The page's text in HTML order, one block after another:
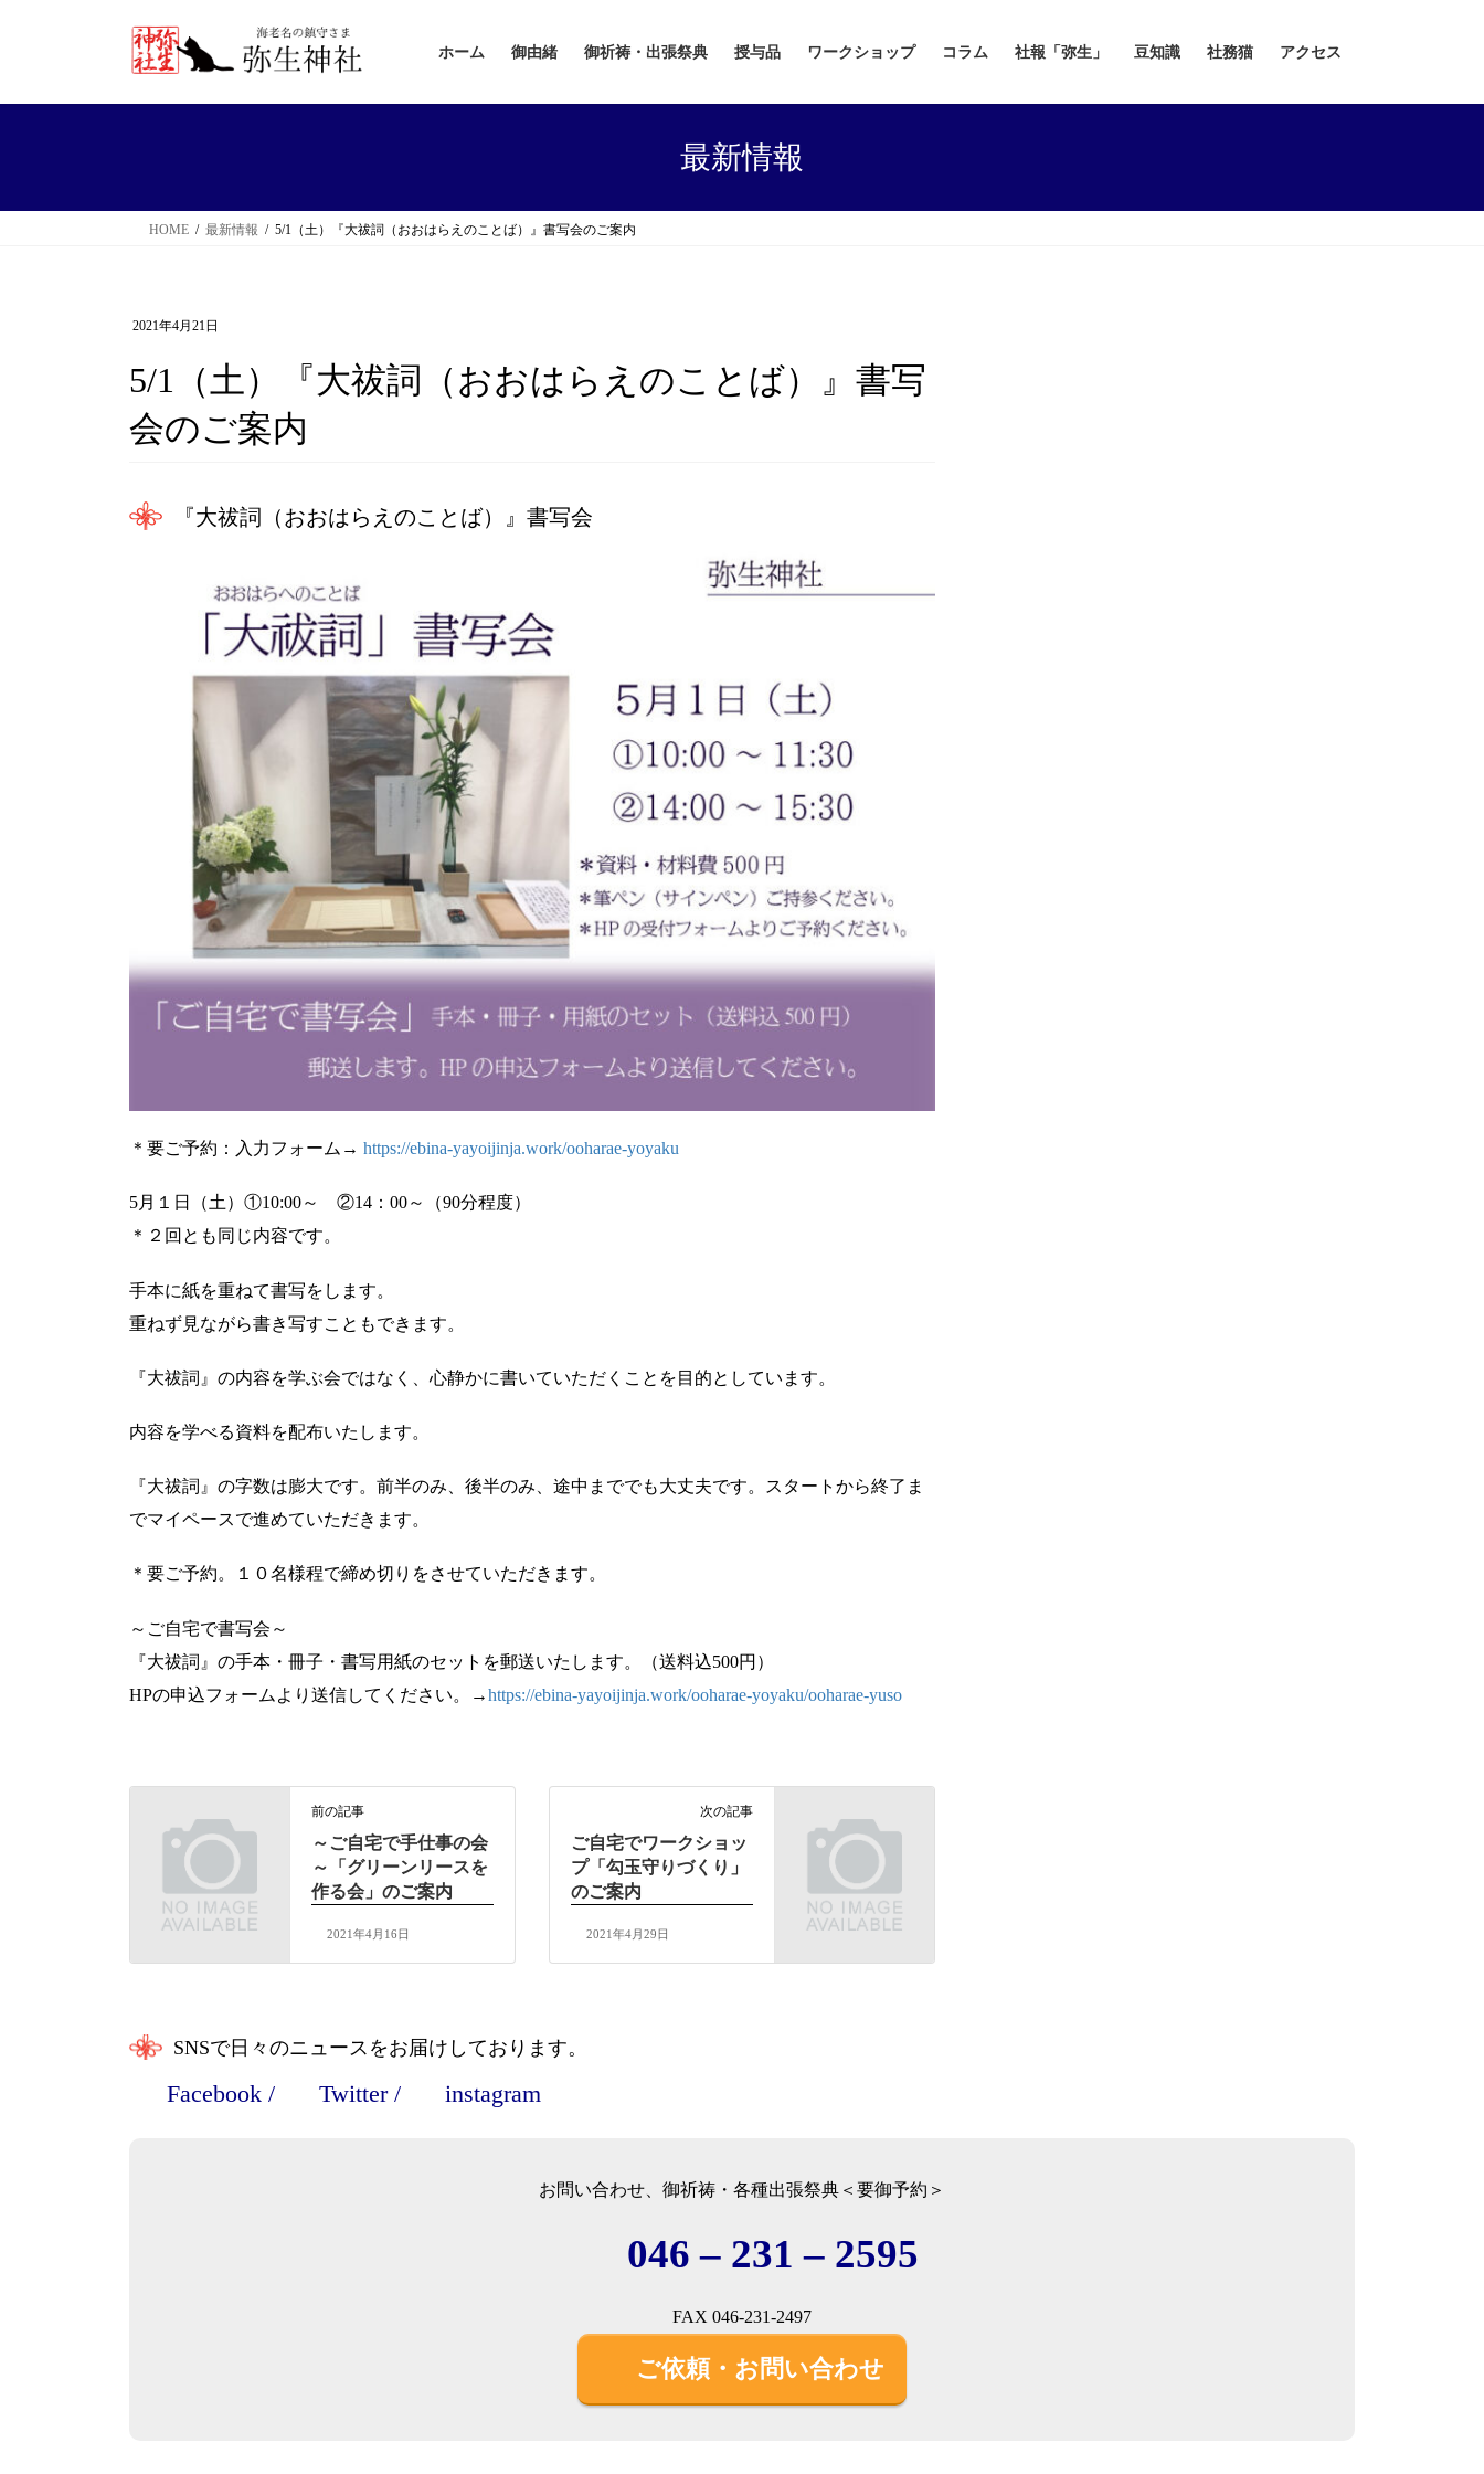
ス
ン
ホーム 御由緒 御祈祷・出張祭典 授与品 ワークショップ コラム 社報「弥生」 豆知識 社務猫 アクセス
最新情報
HOME 最新情報 5/1（土）『大祓詞（おおはらえのことば）』書写会のご案内
2021年4月21日
5/1（土）『大祓詞（おおはらえのことば）』書写
会のご案内
『大祓詞（おおはらえのことば）』書写会
＊要ご予約：入力フォーム→ https://ebina-yayoijinja.work/ooharae-yoyaku
5月１日（土）①10:00～ ②14：00～（90分程度）
＊２回とも同じ内容です。
手本に紙を重ねて書写をします。
重ねず見ながら書き写すこともできます。
『大祓詞』の内容を学ぶ会ではなく、心静かに書いていただくことを目的としています。
内容を学べる資料を配布いたします。
『大祓詞』の字数は膨大です。前半のみ、後半のみ、途中まででも大丈夫です。スタートから終了ま
でマイペースで進めていただきます。
＊要ご予約。１０名様程で締め切りをさせていただきます。
～ご自宅で書写会～
『大祓詞』の手本・冊子・書写用紙のセットを郵送いたします。（送料込500円）
HPの申込フォームより送信してください。→https://ebina-yayoijinja.work/ooharae-yoyaku/ooharae-yuso
前の記事
～ご自宅で手仕事の会
～「グリーンリースを
作る会」のご案内
2021年4月16日
次の記事
ご自宅でワークショッ
プ「勾玉守りづくり」
のご案内
2021年4月29日
SNSで日々のニュースをお届けしております。
Facebook / Twitter/ instagram
お問い合わせ、御祈祷・各種出張祭典＜要御予約＞
046 – 231 – 2595
FAX 046-231-2497
ご依頼・お問い合わせ